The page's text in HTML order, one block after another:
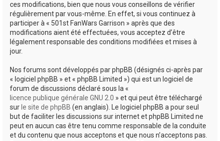
ces modifications, bien que nous vous conseillons de vérifier
régulièrement par vous-même. En effet, si vous continuez à
participer à « 501st FanWars Garrison » après que des
modifications aient été effectuées, vous acceptez d’être
légalement responsable des conditions modifiées et mises à
jour.
Nos forums sont développés par phpBB (désignés ci-après par
« logiciel phpBB » et « phpBB Limited ») qui est un logiciel de
forum de discussions déclaré sous la «
licence publique générale GNU 2.0 » et qui peut être téléchargé
sur le site de phpBB (en anglais). Le logiciel phpBB a pour seul
but de faciliter les discussions sur internet et phpBB Limited ne
peut en aucun cas être tenu comme responsable de la conduite
et du contenu que nous acceptons et que nous n’acceptons pas.